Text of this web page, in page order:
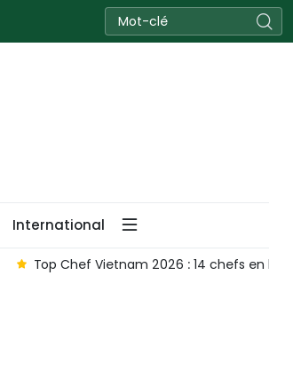
International
Top Chef Vietnam 2026 : 14 chefs en